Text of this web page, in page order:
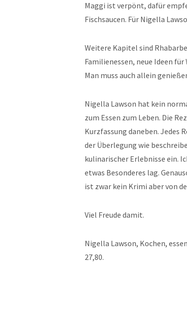
Maggi ist verpönt, dafür
Fischsaucen. Für Nigella
Weitere Kapitel sind
Familienessen, neue Ideen
Man muss auch allein
Nigella Lawson hat kein
zum Essen zum Leben. Die
Kurzfassung daneben. Jedes
der Überlegung wie
kulinarischer Erlebnisse ein.
etwas Besonderes lag.
ist zwar kein Krimi aber von
Viel Freude damit.
Nigella Lawson, Kochen,
27,80.